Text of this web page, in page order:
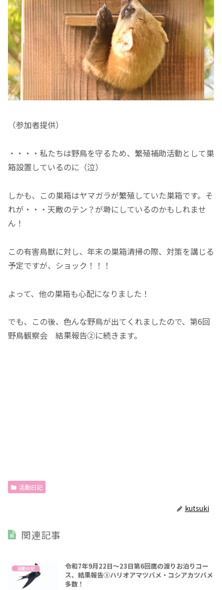
（参加者提供）
・・・・私たちは野鳥を守るため、繁殖補助活動として巣
箱設置しているのに（泣）
しかも、この巣箱はヤマガラが繁殖していた巣箱です。そ
れが・・・天敵のテン？が塒にしているのかもしれませ
ん！
この有害鳥獣に対し、年末の巣箱清掃の際、対策を講じる
予定ですが、ショック！！！
よって、他の巣箱も心配になりました！
でも、この後、色んな野鳥が出てくれましたので、第6回
野鳥観察会 結果報告②に続きます。
活動日記
kutsuki
関連記事
活動日記
令和7年9月22日～23日第6回鷹の渡りお泊りコー
ス、結果報告①ハリオアマツバメ・コシアカツバメ
多数！